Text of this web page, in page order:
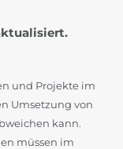
und Projekte im
Umsetzung von
kann.
müssen im